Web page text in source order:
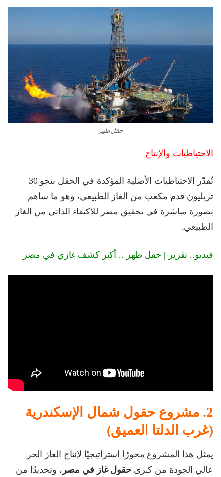
حقل ظهر
الاحتياطيات والإنتاج
تُقدّر الاحتياطيات الأصلية المؤكدة في الحقل بنحو 30
تريليون قدم مكعب من الغاز الطبيعي، وهو ما ساهم
بصورة مباشرة في تحقيق مصر للاكتفاء الذاتي من الغاز
الطبيعي.
فيديو.. تقرير | حقل ظهر .. أكبر كشف غازي في مصر
2. مشروع حقول شمال الإسكندرية
(غرب الدلتا العميق)
يمثل هذا المشروع محورًا استراتيجيًا لإنتاج الغاز الحر
عالي الجودة من كبرى حقول غاز في مصر ، وتحديدًا من